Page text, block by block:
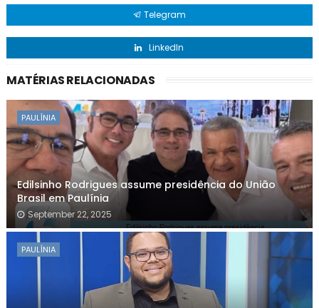
Telegram
LinkedIn
MATÉRIAS RELACIONADAS
PAULÍNIA
Edilsinho Rodrigues assume presidência do União
Brasil em Paulínia
September 22, 2025
PAULÍNIA